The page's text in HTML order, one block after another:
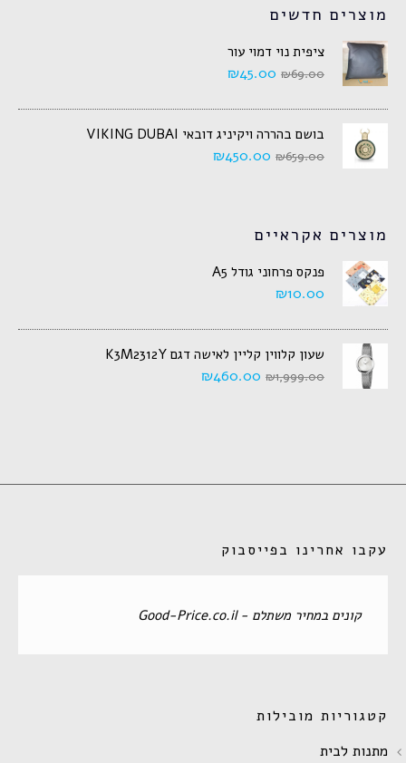
מוצרים חדשים
ציפית נוי דמוי עור
₪69.00
₪45.00
בושם בהררה ויקיניג דובאי VIKING DUBAI
₪659.00
₪450.00
מוצרים אקראיים
פנקס פרחוני גודל A5
₪10.00
שעון קלווין קליין לאישה דגם K3M2312Y
₪1,999.00
₪460.00
עקבו אחרינו בפייסבוק
‏קונים במחיר משתלם - Good-Price.co.il‏
קטגוריות מובילות
מתנות לבית